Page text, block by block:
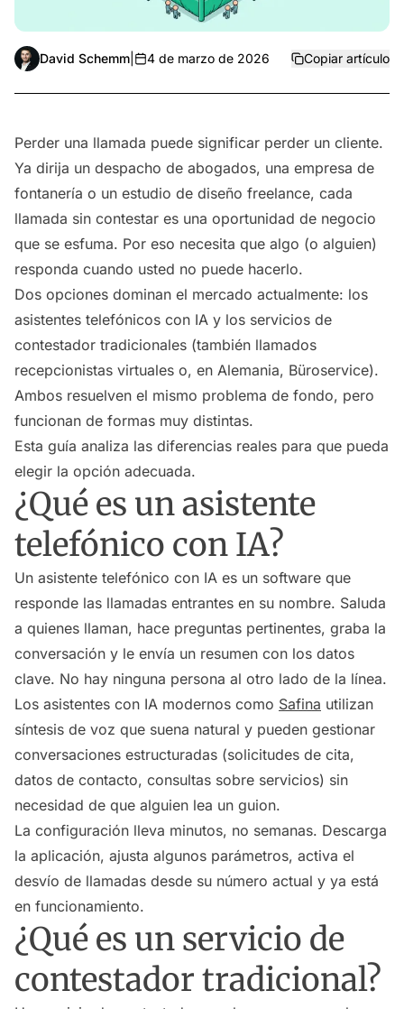
David Schemm 4 de marzo de 2026 Copiar artículo
Perder una llamada puede significar perder un cliente.
Ya dirija un despacho de abogados, una empresa de
fontanería o un estudio de diseño freelance, cada
llamada sin contestar es una oportunidad de negocio
que se esfuma. Por eso necesita que algo (o alguien)
responda cuando usted no puede hacerlo.
Dos opciones dominan el mercado actualmente: los
asistentes telefónicos con IA y los servicios de
contestador tradicionales (también llamados
recepcionistas virtuales o, en Alemania, Büroservice).
Ambos resuelven el mismo problema de fondo, pero
funcionan de formas muy distintas.
Esta guía analiza las diferencias reales para que pueda
elegir la opción adecuada.
¿Qué es un asistente
telefónico con IA?
Un asistente telefónico con IA es un software que
responde las llamadas entrantes en su nombre. Saluda
a quienes llaman, hace preguntas pertinentes, graba la
conversación y le envía un resumen con los datos
clave. No hay ninguna persona al otro lado de la línea.
Los asistentes con IA modernos como Safina utilizan
síntesis de voz que suena natural y pueden gestionar
conversaciones estructuradas (solicitudes de cita,
datos de contacto, consultas sobre servicios) sin
necesidad de que alguien lea un guion.
La configuración lleva minutos, no semanas. Descarga
la aplicación, ajusta algunos parámetros, activa el
desvío de llamadas desde su número actual y ya está
en funcionamiento.
¿Qué es un servicio de
contestador tradicional?